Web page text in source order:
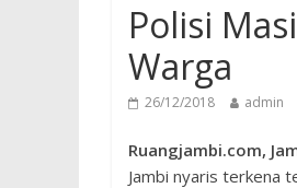
Polisi
Warga
26/12/2018 admin
Ruangjambi.com,
Jambi nyaris terkena